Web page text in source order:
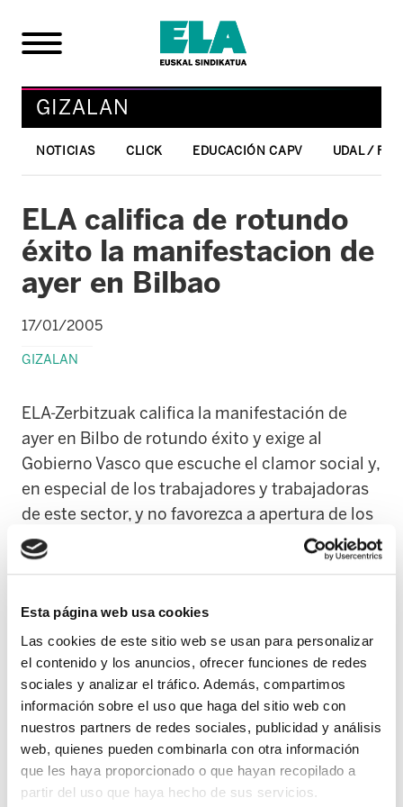
Esta página web usa cookies
Las cookies de este sitio web se usan para personalizar
el contenido y los anuncios, ofrecer funciones de redes
sociales y analizar el tráfico. Además, compartimos
información sobre el uso que haga del sitio web con
nuestros partners de redes sociales, publicidad y análisis
web, quienes pueden combinarla con otra información
que les haya proporcionado o que hayan recopilado a
partir del uso que haya hecho de sus servicios.
GIZALAN
NOTICIAS CLICK EDUCACIÓN CAPV UDAL /
ELA califica de rotundo
éxito la manifestacion de
ayer en Bilbao
17/01/2005
GIZALAN
ELA-Zerbitzuak califica la manifestación de
ayer en Bilbo de rotundo éxito y exige al
Gobierno Vasco que escuche el clamor social y,
en especial de los trabajadores y trabajadoras
de este sector, y no favorezca a apertura de los
comercios en festivos. El llamamiento de ELA y
LAB movilizo al sector y consumidores,
demostrar su oposición a las aperturas en
domingos y festivos.
El sector ha vuelto a decir no a la apertura en
festvos y la administración no puede hacer
oídos sordos ante esta situación y legislar
como si ayer no hubiera ocurrido nada.